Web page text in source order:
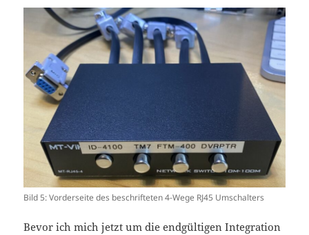
Bild 5: Vorderseite des beschrifteten 4-Wege RJ45 Umschalters
Bevor ich mich jetzt um die endgültigen Integration